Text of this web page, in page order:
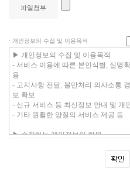
파일첨부
· 개인정보의 수집 및 이용목적